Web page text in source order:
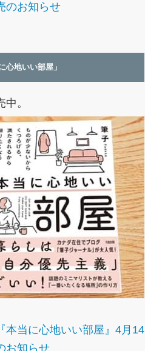
のお知らせ
心地いい部屋」
。
本当に心地いい部屋』4月14
お知らせ